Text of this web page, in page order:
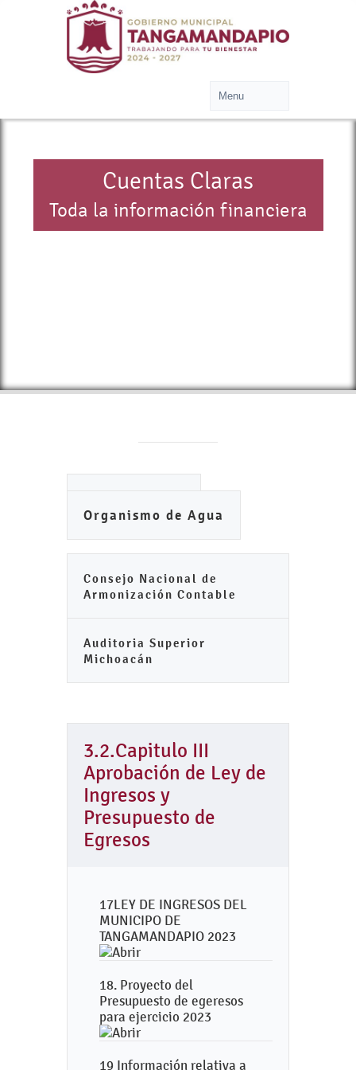
Cuentas Claras
Toda la información financiera
Organismo de Agua
Consejo Nacional de
Armonización Contable
Auditoria Superior
Michoacán
3.2.Capitulo III
Aprobación de Ley de
Ingresos y
Presupuesto de
Egresos
17LEY DE INGRESOS DEL
MUNICIPO DE
TANGAMANDAPIO 2023
18. Proyecto del
Presupuesto de egeresos
para ejercicio 2023
19 Información relativa a